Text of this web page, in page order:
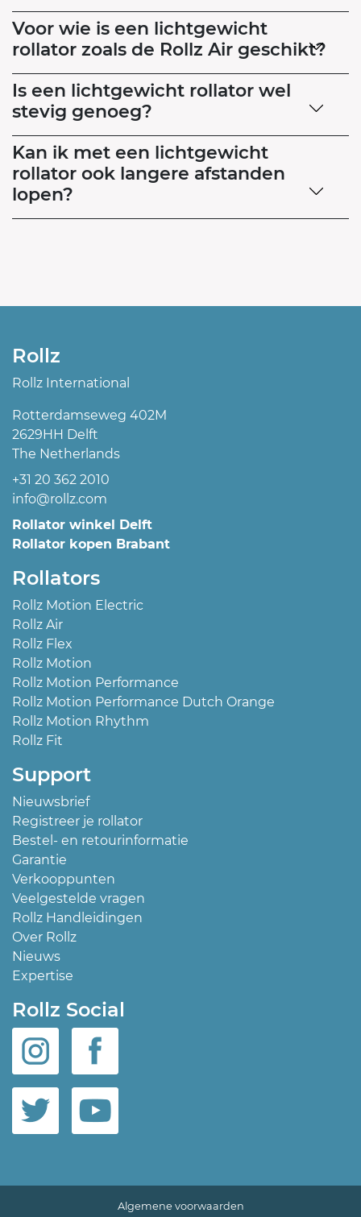
Voor wie is een lichtgewicht
rollator zoals de Rollz Air geschikt?
Is een lichtgewicht rollator wel
stevig genoeg?
Kan ik met een lichtgewicht
rollator ook langere afstanden
lopen?
Rollz
Rollz International
Rotterdamseweg 402M
2629HH Delft
The Netherlands
+31 20 362 2010
info@rollz.com
Rollator winkel Delft
Rollator kopen Brabant
Rollators
Rollz Motion Electric
Rollz Air
Rollz Flex
Rollz Motion
Rollz Motion Performance
Rollz Motion Performance Dutch Orange
Rollz Motion Rhythm
Rollz Fit
Support
Nieuwsbrief
Registreer je rollator
Bestel- en retourinformatie
Garantie
Verkooppunten
Veelgestelde vragen
Rollz Handleidingen
Over Rollz
Nieuws
Expertise
Rollz Social
Algemene voorwaarden